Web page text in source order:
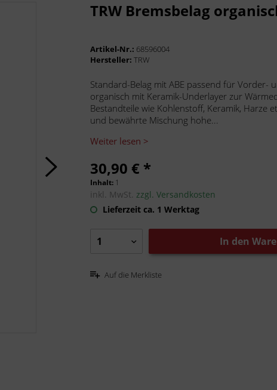
TRW Bremsbelag
Artikel-Nr.: 68596004
Hersteller:TRW
Standard-Belag mit ABE passend für Vorder-
organisch mit Keramik-Underlayer zur
Bestandteile wie Kohlenstoff, Keramik, Harze
und bewährte Mischung hohe...
Weiter lesen >
30,90 € *
Inhalt: 1
inkl. MwSt.zzgl. Versandkosten
Lieferzeit ca. 1 Werktag
In den
Auf die Merkliste